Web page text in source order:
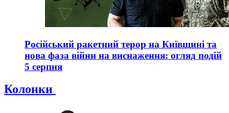
Російський ракетний терор на Київщині та
нова фаза війни на виснаження: огляд подій
5 серпня
Колонки